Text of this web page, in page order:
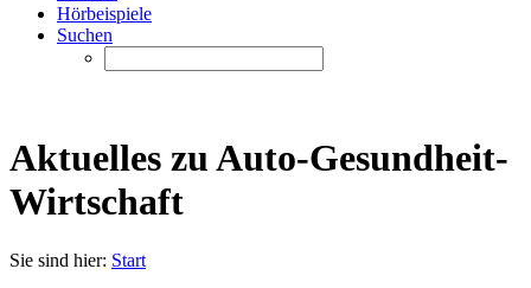
Hörbeispiele
Suchen
Aktuelles zu Auto-Gesundheit-
Wirtschaft
Sie sind hier: Start